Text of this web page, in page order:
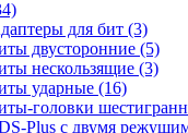
для бит (3)
двусторонние (5)
нескользящие (3)
ударные (16)
головки
Plus c двумя